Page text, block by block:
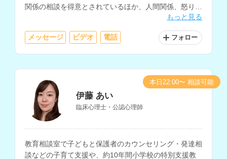
関係の相談を得意とされているほか、人間関係、怒りの
感情のコントロール、ストレス対処などの相談にも対応
もっと見る
メッセージ ビデオ 電話 フォロー
伊藤 あい
臨床心理士・公認心理師
教育相談室で子どもと保護者のカウンセリング・発達相
談などの子育て支援や、約10年間小学校の特別支援教
本日22:00〜 相談可能